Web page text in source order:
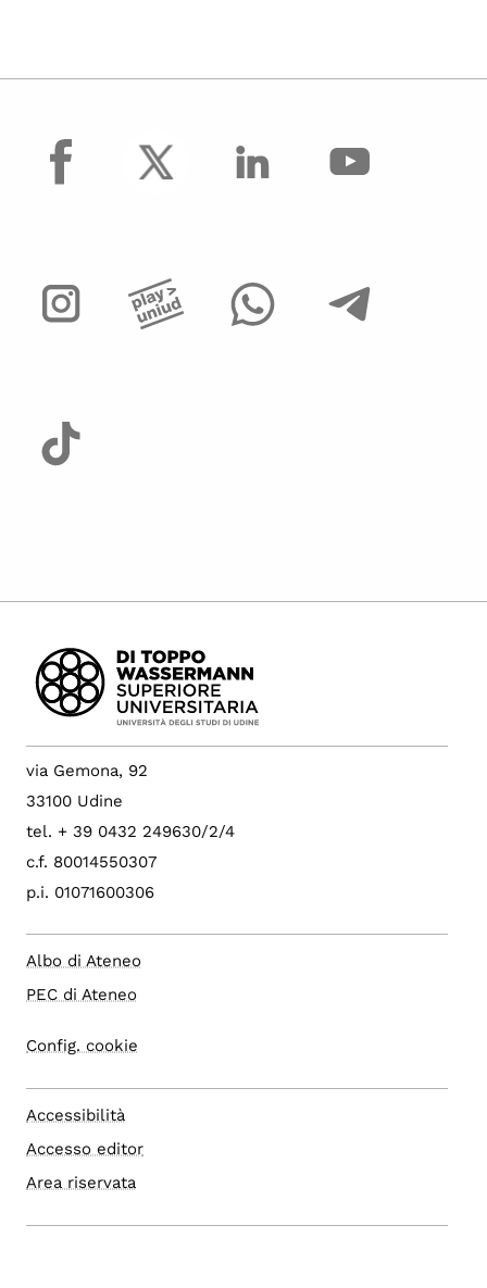
Corsi 2022/2023
Corsi 2020/2021
Corsi 2017/2018
facebook
via Gemona, 92
33100 Udine
tel. + 39 0432 249630/2/4
c.f. 80014550307
p.i. 01071600306
Albo di Ateneo
PEC di Ateneo
Config. cookie
Accessibilità
Accesso editor
Area riservata